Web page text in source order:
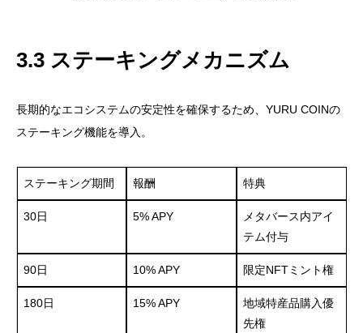
3.3 ステーキングメカニズム
長期的なエコシステムの安定性を確保するため、YURU COINの
ステーキング機能を導入。
ステーキング期間 報酬 特典
30日 5% APY
メタバース内アイ
テム付与
90日 10% APY 限定NFTミント権
180日 15% APY
地域特産品購入優
先権